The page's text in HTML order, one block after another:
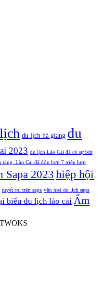
du lịch hà giang du
2023 du lịch Lào Cai đã có sự bứt
tăng. Lào Cai đã đón hơn 7 triệu lượt
Sapa 2023 hiệp hội
tuyết rơi trên sapa văn hoá du lịch sapa
biểu du lịch lào cai Ẩm